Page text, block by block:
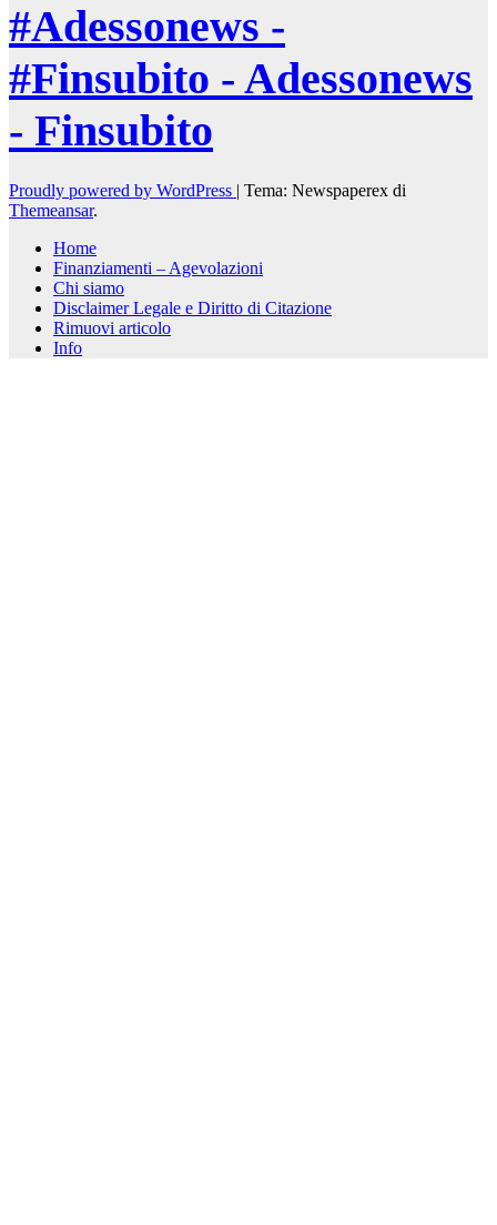
#Adessonews -
#Finsubito - Adessonews
- Finsubito
Proudly powered by WordPress | Tema: Newspaperex di
Themeansar.
Home
Finanziamenti – Agevolazioni
Chi siamo
Disclaimer Legale e Diritto di Citazione
Rimuovi articolo
Info